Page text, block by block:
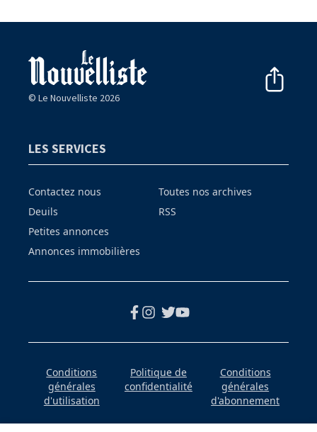
© Le Nouvelliste 2026
LES SERVICES
Contactez nous
Deuils
Petites annonces
Annonces immobilières
Toutes nos archives
RSS
Conditions
générales
d'utilisation
Politique de
confidentialité
Conditions
générales
d'abonnement